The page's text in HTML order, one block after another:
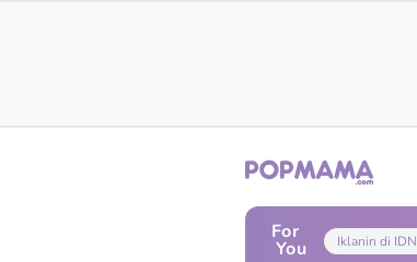
For
You Iklanin di IDN